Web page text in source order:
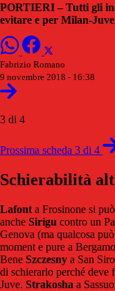
PORTIERI – Tutti gli
evitare e per Milan-
Fabrizio Romano
9 novembre 2018 - 16:38
3 di 4
Prossima scheda 3 di 4
Schierabilità
Lafont a Frosinone si
anche Sirigu contro un
Genova (ma qualcosa
moment e pure a
Bene Szczesny a San
di schierarlo perché deve
Juve. Strakosha a